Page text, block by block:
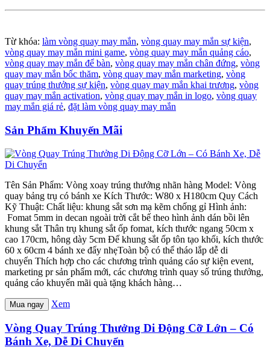
Từ khóa: làm vòng quay may mắn, vòng quay may mắn sự kiện,
vòng quay may mắn mini game, vòng quay may mắn quảng cáo,
vòng quay may mắn để bàn, vòng quay may mắn chân đứng, vòng
quay may mắn bốc thăm, vòng quay may mắn marketing, vòng
quay trúng thưởng sự kiện, vòng quay may mắn khai trương, vòng
quay may mắn activation, vòng quay may mắn in logo, vòng quay
may mắn giá rẻ, đặt làm vòng quay may mắn
Sản Phẩm Khuyến Mãi
Tên Sản Phẩm: Vòng xoay trúng thưởng nhãn hàng Model: Vòng
quay bảng trụ có bánh xe Kích Thước: W80 x H180cm Quy Cách
Kỹ Thuật: Chất liệu: khung sắt sơn mạ kẽm chống gỉ Hình ảnh:
Fomat 5mm in decan ngoài trời cắt bế theo hình ảnh dán bồi lên
khung sắt Thân trụ khung sắt ốp fomat, kích thước ngang 50cm x
cao 170cm, hông dày 5cm Đế khung sắt ốp tôn tạo khối, kích thước
60 x 60cm 4 bánh xe đẩy nhẹToàn bộ có thể tháo lắp dễ di
chuyển Thích hợp cho các chương trình quảng cáo sự kiện event,
marketing pr sản phẩm mới, các chương trình quay số trúng thưởng,
quảng cáo khuyến mãi quà tặng khách hàng…
Mua ngay Xem
Vòng Quay Trúng Thưởng Di Động Cỡ Lớn – Có
Bánh Xe, Dễ Di Chuyển